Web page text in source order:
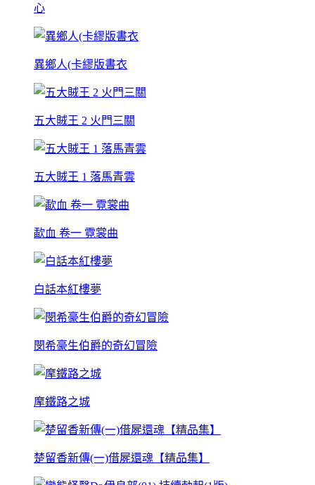
心
異鄉人(卡繆版書衣
五大賊王 2 火門三關
五大賊王 1 落馬青雲
歃血 卷一 霓裳曲
白話本紅樓夢
閔希豪生伯爵的奇幻冒險
摩鐵路之城
楚留香新傳(一)借屍還魂【精品集】